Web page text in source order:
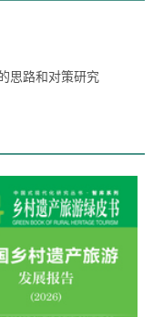
思路和对策研究